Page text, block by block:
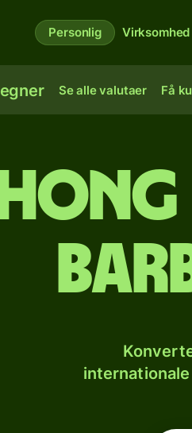
Personlig Virksomhed
Se alle valutaer Få